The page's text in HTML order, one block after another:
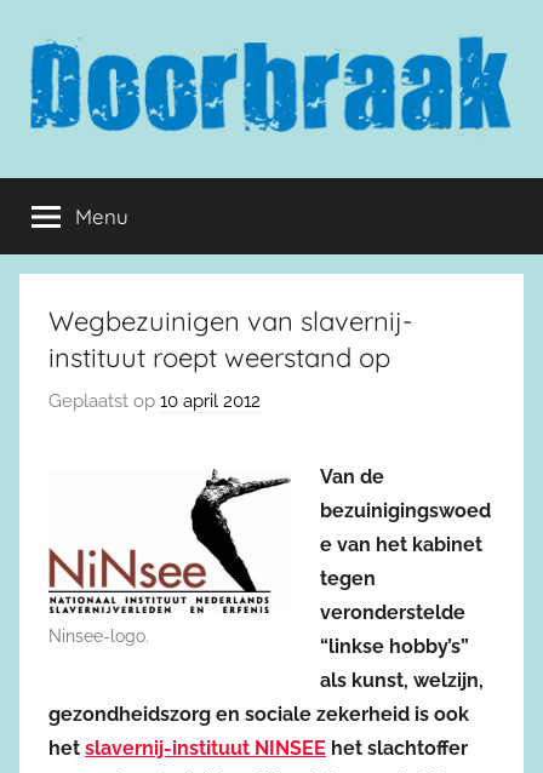
inhoud
springen
Doorbraak.eu
Menu
Wegbezuinigen van slavernij-
instituut roept weerstand op
Geplaatst op 10 april 2012
Ninsee-logo.
Van de
bezuinigingswoed
e van het kabinet
tegen
veronderstelde
“linkse hobby’s”
als kunst, welzijn,
gezondheidszorg en sociale zekerheid is ook
het slavernij-instituut NINSEE het slachtoffer